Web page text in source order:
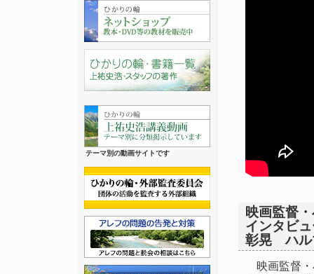
映画監督
インタビ
彰晃 ハル
映画監督・
テーマ別の動画サイトです